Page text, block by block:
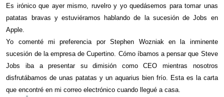
Es irónico que ayer mismo, ruvelro y yo quedásemos para tomar unas
patatas bravas y estuviéramos hablando de la sucesión de Jobs en
Apple.
Yo comenté mi preferencia porStephen Wozniak en la inminente
sucesión de la empresa de Cupertino. Cómo íbamos a pensar que Steve
Jobs iba a presentar su dimisión como CEO mientras nosotros
disfrutábamos de unas patatas y un aquarius bien frío. Esta es la carta
que encontré en mi correo electrónico cuando llegué a casa.